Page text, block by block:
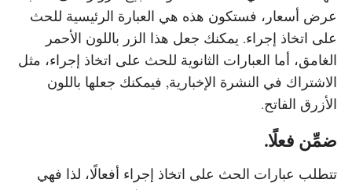
عرض أسعار، فستكون هذه هي العبارة الرئيسية للحث
على اتخاذ إجراء. يمكنك جعل هذا الزر باللون الأحمر
الغامق، أما العبارات الثانوية للحث على اتخاذ إجراء، مثل
الاشتراك في النشرة الإخبارية, فيمكنك جعلها باللون
الأزرق الفاتح.
ضمِّن فعلًا.
تتطلب عبارات الحث على اتخاذ إجراء أفعالًا، لذا فهي